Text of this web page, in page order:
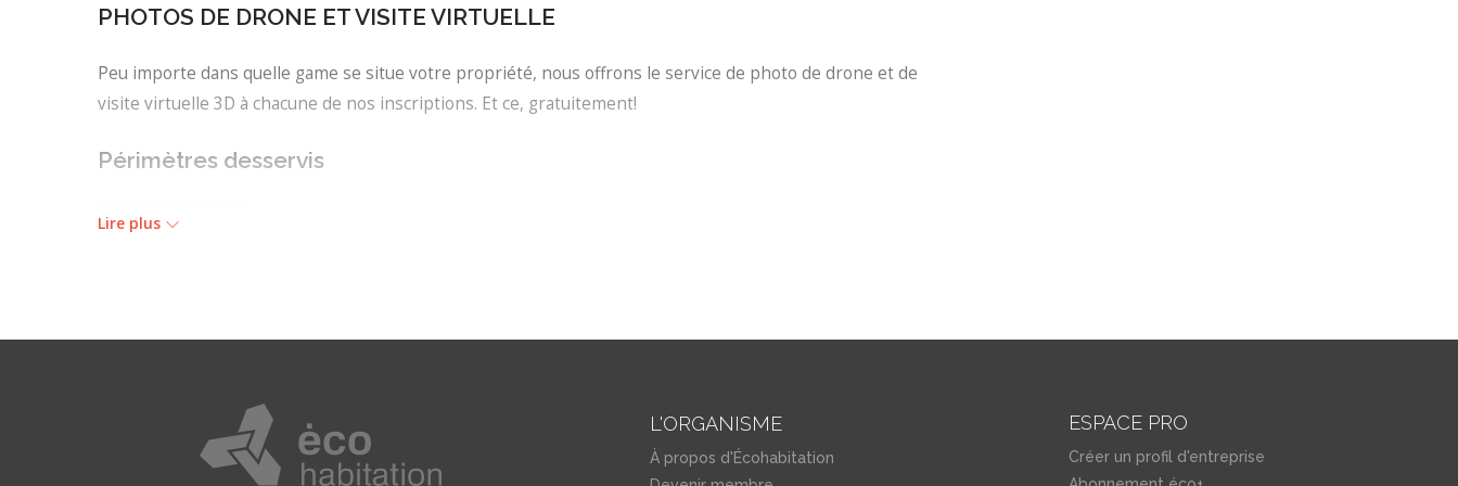
PHOTOS DE DRONE ET VISITE VIRTUELLE
Peu importe dans quelle game se situe votre propriété, nous offrons le service de photo de drone et de
visite virtuelle 3D à chacune de nos inscriptions. Et ce, gratuitement!
Périmètres desservis
Sherbrooke (Estrie)
Courtiers immobiliers Écocourtier Immobilier Courtier
Lire plus
L'ORGANISME
À propos d'Écohabitation
ESPACE PRO
Créer un profil d'entreprise